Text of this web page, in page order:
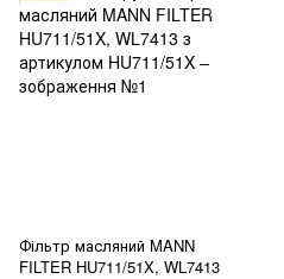
Фільтр масляний MANN
FILTER HU711/51X, WL7413